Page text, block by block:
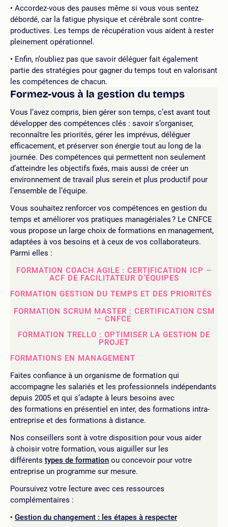
Accordez-vous des pauses même si vous vous sentez
débordé, car la fatigue physique et cérébrale sont contre-
productives. Les temps de récupération vous aident à rester
pleinement opérationnel.
Enfin, n’oubliez pas que savoir déléguer fait également
partie des stratégies pour gagner du temps tout en valorisant
les compétences de chacun.
Formez-vous à la gestion du temps
Vous l’avez compris, bien gérer son temps, c’est avant tout
développer des compétences clés : savoir s’organiser,
reconnaître les priorités, gérer les imprévus, déléguer
efficacement, et préserver son énergie tout au long de la
journée. Des compétences qui permettent non seulement
d’atteindre les objectifs fixés, mais aussi de créer un
environnement de travail plus serein et plus productif pour
l’ensemble de l’équipe.
Vous souhaitez renforcer vos compétences en gestion du
temps et améliorer vos pratiques managériales ? Le CNFCE
vous propose un large choix de formations en management,
adaptées à vos besoins et à ceux de vos collaborateurs.
Parmi elles :
FORMATION COACH AGILE : CERTIFICATION ICP –
ACF DE FACILITATEUR D’ÉQUIPES
FORMATION GESTION DU TEMPS ET DES PRIORITÉS
FORMATION SCRUM MASTER : CERTIFICATION CSM
– CNFCE
FORMATION TRELLO : OPTIMISER LA GESTION DE
PROJET
FORMATIONS EN MANAGEMENT
Faites confiance à un organisme de formation qui
accompagne les salariés et les professionnels indépendants
depuis 2005 et qui s’adapte à leurs besoins avec
des formations en présentiel en inter, des formations intra-
entreprise et des formations à distance.
Nos conseillers sont à votre disposition pour vous aider
à choisir votre formation, vous aiguiller sur les
différents types de formation ou concevoir pour votre
entreprise un programme sur mesure.
Poursuivez votre lecture avec ces ressources
complémentaires :
Gestion du changement : les étapes à respecter